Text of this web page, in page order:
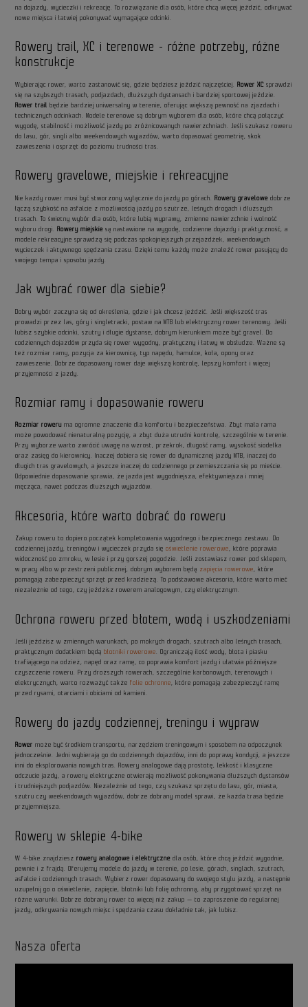
na dojazdy, wycieczki i rekreację. To rozwiązanie dla osób, które chcą więcej jeździć, odkrywać
nowe miejsca i łatwiej pokonywać wymagające odcinki.
Rowery trail, XC i terenowe - różne potrzeby, różne
konstrukcje
Wybierając rower, warto zastanowić się, gdzie będziesz jeździć najczęściej. Rower XC sprawdzi
się na szybszych trasach, podjazdach, dłuższych dystansach i bardziej sportowej jeździe.
Rower trail
będzie bardziej uniwersalny w terenie, oferując większą pewność na zjazdach i
technicznych odcinkach. Modele terenowe są dobrym wyborem dla osób, które chcą połączyć
wygodę, stabilność i możliwość jazdy po zróżnicowanych nawierzchniach. Jeśli szukasz roweru
do lasu, gór, singli albo weekendowych wyjazdów, warto dopasować geometrię, skok
zawieszenia i osprzęt do poziomu trudności tras.
Rowery gravelowe, miejskie i rekreacyjne
Nie każdy rower musi być stworzony wyłącznie do jazdy po górach. Rowery gravelowe dobrze
łączą szybkość na asfalcie z możliwością jazdy po szutrze, leśnych drogach i dłuższych
trasach. To świetny wybór dla osób, które lubią wyprawy, zmienne nawierzchnie i wolność
wyboru drogi. Rowery miejskie są nastawione na wygodę, codzienne dojazdy i praktyczność, a
modele rekreacyjne sprawdzą się podczas spokojniejszych przejażdżek, weekendowych
wycieczek i aktywnego spędzania czasu. Dzięki temu każdy może znaleźć rower pasujący do
swojego tempa i sposobu jazdy.
Jak wybrać rower dla siebie?
Dobry wybór zaczyna się od określenia, gdzie i jak chcesz jeździć. Jeśli większość tras
prowadzi przez las, góry i singletracki, postaw na MTB lub elektryczny rower terenowy. Jeśli
lubisz szybkie odcinki, szutry i długie dystanse, dobrym kierunkiem może być gravel. Do
codziennych dojazdów przyda się rower wygodny, praktyczny i łatwy w obsłudze. Ważne są
też rozmiar ramy, pozycja za kierownicą, typ napędu, hamulce, koła, opony oraz
zawieszenie. Dobrze dopasowany rower daje większą kontrolę, lepszy komfort i więcej
przyjemności z jazdy.
Rozmiar ramy i dopasowanie roweru
Rozmiar roweru ma ogromne znaczenie dla komfortu i bezpieczeństwa. Zbyt mała rama
może powodować nienaturalną pozycję, a zbyt duża utrudni kontrolę, szczególnie w terenie.
Przy wyborze warto zwrócić uwagę na wzrost, przekrok, długość ramy, wysokość siodełka
oraz zasięg do kierownicy. Inaczej dobiera się rower do dynamicznej jazdy MTB, inaczej do
długich tras gravelowych, a jeszcze inaczej do codziennego przemieszczania się po mieście.
Odpowiednie dopasowanie sprawia, że jazda jest wygodniejsza, efektywniejsza i mniej
męcząca, nawet podczas dłuższych wyjazdów.
Akcesoria, które warto dobrać do roweru
Zakup roweru to dopiero początek kompletowania wygodnego i bezpiecznego zestawu. Do
codziennej jazdy, treningów i wycieczek przyda sięoświetlenie rowerowe, które poprawia
widoczność po zmroku, w lesie i przy gorszej pogodzie. Jeśli zostawiasz rower pod sklepem,
w pracy albo w przestrzeni publicznej, dobrym wyborem będą zapięcia rowerowe, które
pomagają zabezpieczyć sprzęt przed kradzieżą. To podstawowe akcesoria, które warto mieć
niezależnie od tego, czy jeździsz rowerem analogowym, czy elektrycznym.
Ochrona roweru przed błotem, wodą i uszkodzeniami
Jeśli jeździsz w zmiennych warunkach, po mokrych drogach, szutrach albo leśnych trasach,
praktycznym dodatkiem będą błotniki rowerowe. Ograniczają ilość wody, błota i piasku
trafiającego na odzież, napęd oraz ramę, co poprawia komfort jazdy i ułatwia późniejsze
czyszczenie roweru. Przy droższych rowerach, szczególnie karbonowych, terenowych i
elektrycznych, warto rozważyć także folie ochronne, które pomagają zabezpieczyć ramę
przed rysami, otarciami i obiciami od kamieni.
Rowery do jazdy codziennej, treningu i wypraw
Rower może być środkiem transportu, narzędziem treningowym i sposobem na odpoczynek
jednocześnie. Jedni wybierają go do codziennych dojazdów, inni do poprawy kondycji, a jeszcze
inni do eksplorowania nowych tras. Rowery analogowe dają prostotę, lekkość i klasyczne
odczucie jazdy, a rowery elektryczne otwierają możliwość pokonywania dłuższych dystansów
i trudniejszych podjazdów. Niezależnie od tego, czy szukasz sprzętu do lasu, gór, miasta,
szutru czy weekendowych wyjazdów, dobrze dobrany model sprawi, że każda trasa będzie
przyjemniejsza.
Rowery w sklepie 4-bike
W 4-bike znajdzieszrowery analogowe i elektryczne dla osób, które chcą jeździć wygodnie,
pewnie i z frajdą. Oferujemy modele do jazdy w terenie, po lesie, górach, singlach, szutrach,
asfalcie i codziennych trasach. Wybierz rower dopasowany do swojego stylu jazdy, a następnie
uzupełnij go o oświetlenie, zapięcie, błotniki lub folię ochronną, aby przygotować sprzęt na
różne warunki. Dobrze dobrany rower to więcej niż zakup — to zaproszenie do regularnej
jazdy, odkrywania nowych miejsc i spędzania czasu dokładnie tak, jak lubisz.
Nasza oferta